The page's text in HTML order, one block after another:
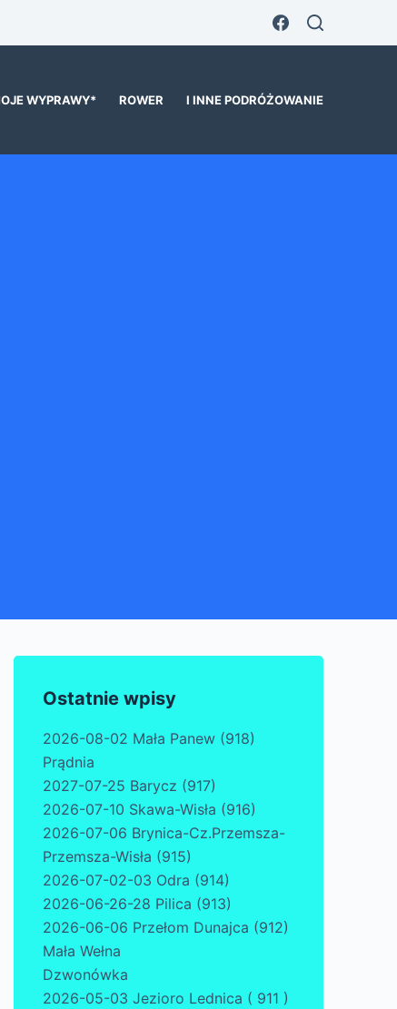
WYPRAWY* ROWER I INNE PODRÓŻOWANIE
Ostatnie wpisy
2026-08-02 Mała Panew (918)
Prądnia
2027-07-25 Barycz (917)
2026-07-10 Skawa-Wisła (916)
2026-07-06 Brynica-Cz.Przemsza-
Przemsza-Wisła (915)
2026-07-02-03 Odra (914)
2026-06-26-28 Pilica (913)
2026-06-06 Przełom Dunajca (912)
Mała Wełna
Dzwonówka
2026-05-03 Jezioro Lednica ( 911 )